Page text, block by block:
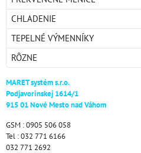
CHLADENIE
TEPELNÉ VÝMENNÍKY
RÔZNE
MARET systém s.r.o.
Podjavorinskej 1614/1
915 01 Nové Mesto nad Váhom
GSM : 0905 506 058
Tel : 032 771 6166
032 771 2692